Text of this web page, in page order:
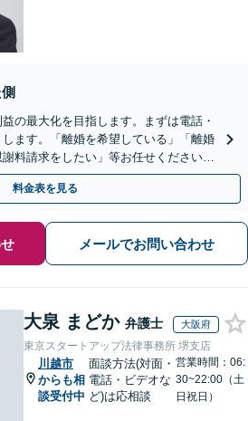
の最大化を目指します。まずは電話・
ます。「離婚を希望している」「離婚
料請求をしたい」等お任せください。
料金表を見る
メールでお問い合わせ
大泉 まどか 弁護士 大阪府
東京スタートアップ法律事務所 堺支店
川越市
からも相
談受付中
面談方法(対面・
電話・ビデオな
ど)は応相談
営業時間：06:
30~22:00（土
日祝日）